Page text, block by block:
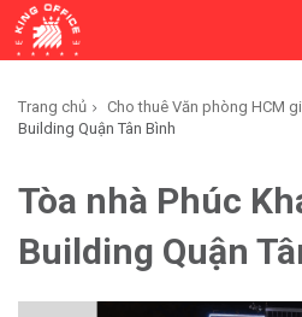
Trang chủ Cho thuê Văn phòng HCM
Building Quận Tân Bình
Tòa nhà Phúc
Building Quận